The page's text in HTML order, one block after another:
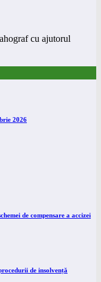
cu ajutorul
2026
de compensare a accizei
de insolvență